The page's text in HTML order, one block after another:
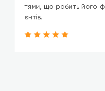
тями, що робить його
єнтів.